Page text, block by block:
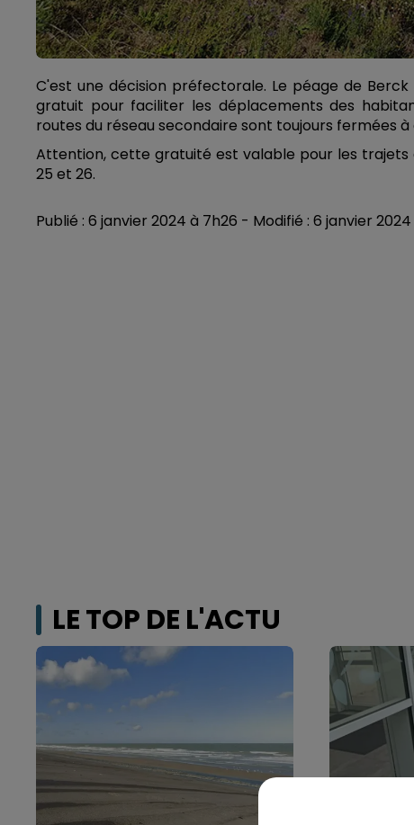
C'est une décision préfectorale. Le péage de
gratuit pour faciliter les déplacements des
routes du réseau secondaire sont toujours fermées à
Attention, cette gratuité est valable pour les
25 et 26.
Publié : 6 janvier 2024 à 7h26 - Modifié : 6 janvier
LE TOP DE L'ACTU